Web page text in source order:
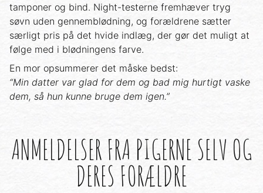
tamponer og bind. Night-testerne fremhæver tryg
søvn uden gennemblødning, og forældrene sætter
særligt pris på det hvide indlæg, der gør det muligt at
følge med i blødningens farve.
En mor opsummerer det måske bedst:
“Min datter var glad for dem og bad mig hurtigt vaske
dem, så hun kunne bruge dem igen.”
ANMELDELSER FRA PIGERNE SELV OG
DERES FORÆLDRE